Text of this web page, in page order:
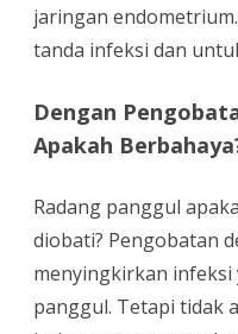
jaringan
tanda infeksi dan
Dengan
Apakah
Radang panggul
diobati? Pengobatan
menyingkirkan
panggul. Tetapi tidak